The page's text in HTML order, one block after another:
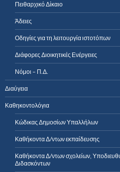
Πειθαρχικό Δίκαιο
Άδειες
Οδηγίες για τη λειτουργία ιστοτόπων
Διάφορες Διοικητικές Ενέργειες
Νόμοι – Π.Δ.
Διαύγεια
Καθηκοντολόγια
Κώδικας Δημοσίων Υπαλλήλων
Καθήκοντα Δ/ντων εκπαίδευσης
Καθήκοντα Δ/ντων σχολείων,
Διδασκόντων